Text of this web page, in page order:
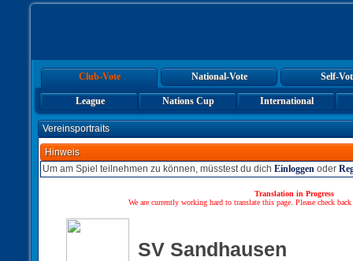
Club-Vote National-Vote Self-
League Nations Cup International
Vereinsportraits
Hinweis
Um am Spiel teilnehmen zu können, müsstest du dich Einloggen oder
Translation in Progress
We are currently working hard to translate this page. Please check
SV Sandhausen